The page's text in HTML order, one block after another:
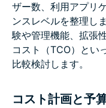
ザー数、利用アプリ
ンスレベルを整理し
験や管理機能、拡張
コスト（TCO）とい
比較検討します。
コスト計画と予